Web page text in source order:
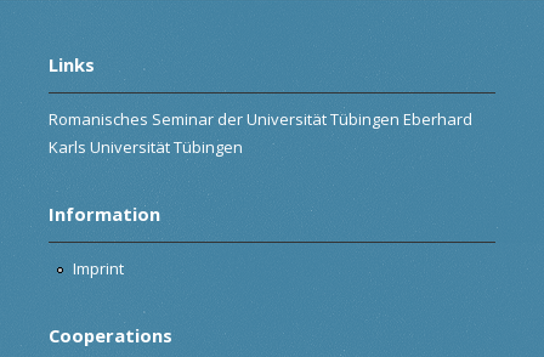
Links
Romanisches Seminar der Universität Tübingen Eberhard
Karls Universität Tübingen
Information
Imprint
Cooperations